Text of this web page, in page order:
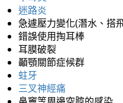
迷路炎
急遽壓力變化(潛水、搭
錯誤使用掏耳棒
耳膜破裂
顳顎關節症候群
蛀牙
三叉神經痛